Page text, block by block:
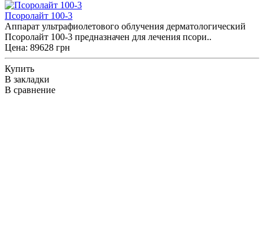
Псоролайт 100-3
Аппарат ультрафиолетового облучения дерматологический
Псоролайт 100-3 предназначен для лечения псори..
Цена: 89628 грн
Купить
В закладки
В сравнение